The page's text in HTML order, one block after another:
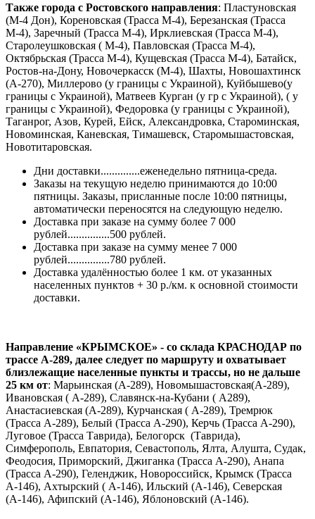
Также города с Ростовского направления: Пластуновская
(М-4 Дон), Кореновская (Трасса М-4), Березанская (Трасса
М-4), Заречный (Трасса М-4), Ирклиевская (Трасса М-4),
Старолеушковская ( М-4), Павловская (Трасса М-4),
Октябрьская (Трасса М-4), Кущевская (Трасса М-4), Батайск,
Ростов-на-Дону, Новочеркасск (М-4), Шахты, Новошахтинск
(А-270), Миллерово (у границы с Украиной), Куйбышево(у
границы с Украиной), Матвеев Курган (у гр с Украиной), ( у
границы с Украиной), Федоровка (у границы с Украиной),
Таганрог, Азов, Курей, Ейск, Александровка, Староминская,
Новоминская, Каневская, Тимашевск, Старомышастовская,
Новотитаровская.
Дни доставки..............еженедельно пятница-среда.
Заказы на текущую неделю принимаются до 10:00
пятницы. Заказы, присланные после 10:00 пятницы,
автоматически переносятся на следующую неделю.
Доставка при заказе на сумму более 7 000
рублей...............500 рублей.
Доставка при заказе на сумму менее 7 000
рублей...............780 рублей.
Доставка удалённостью более 1 км. от указанных
населенных пунктов + 30 р./км. к основной стоимости
доставки.
Направление «КРЫМСКОЕ» - со склада КРАСНОДАР по
трассе А-289, далее следует по маршруту и охватывает
близлежащие населенные пункты и трассы, но не дальше
25 км от: Марьинская (А-289), Новомышастовская(А-289),
Ивановская ( А-289), Славянск-на-Кубани ( А289),
Анастасиевская (А-289), Курчанская ( А-289), Тремрюк
(Трасса А-289), Белый (Трасса А-290), Керчь (Трасса А-290),
Луговое (Трасса Таврида), Белогорск (Таврида),
Симферополь, Евпатория, Севастополь, Ялта, Алушта, Судак,
Феодосия, Приморский, Джиганка (Трасса А-290), Анапа
(Трасса А-290), Геленджик, Новороссийск, Крымск (Трасса
А-146), Ахтырский ( А-146), Ильский (А-146), Северская
(А-146), Афипский (А-146), Яблоновский (А-146).